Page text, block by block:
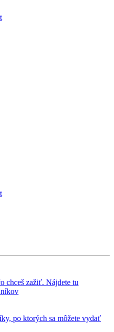
chceš zažiť. Nájdete tu
po ktorých sa môžete vydať